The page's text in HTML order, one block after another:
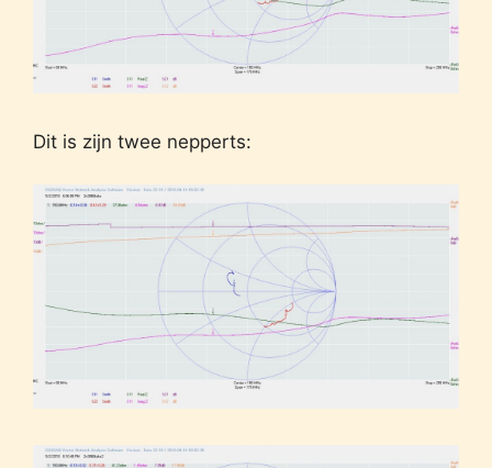
Dit is zijn twee nepperts: